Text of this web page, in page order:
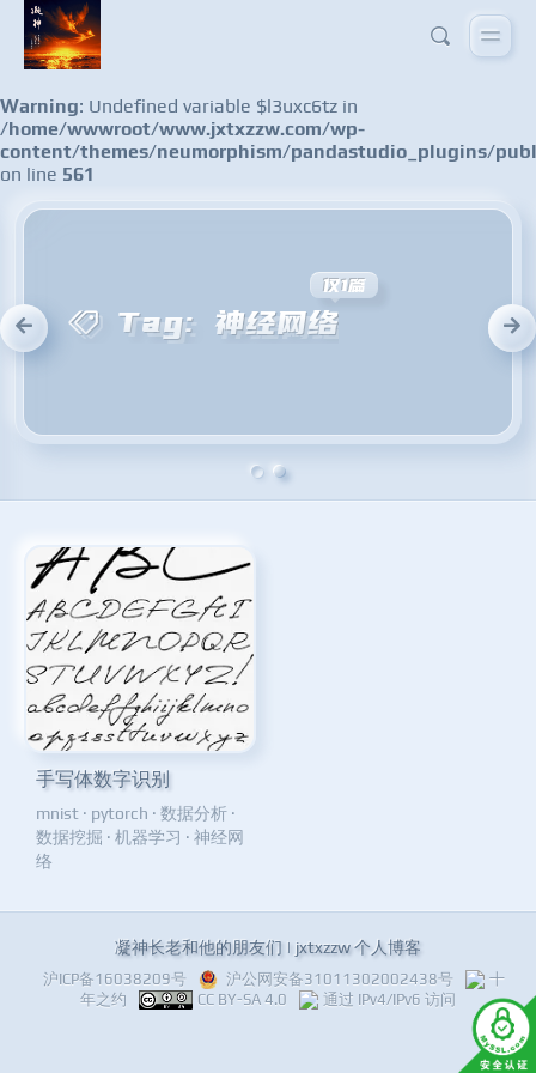
Warning: Undefined variable $l3uxc6tz in
/home/wwwroot/www.jxtxzzw.com/wp-
content/themes/neumorphism/pandastudio_plugins/
on line 561
手写体数字识别
mnist · pytorch · 数据分析 ·
数据挖掘 · 机器学习 · 神经网
络
凝神长老和他的朋友们 | jxtxzzw 个人博客
沪ICP备16038209号 沪公网安备31011302002438号
十
年之约
CC BY-SA 4.0 通过 IPv4/IPv6 访问